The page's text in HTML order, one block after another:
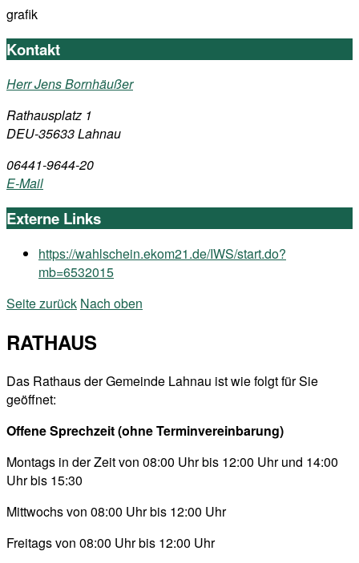
grafik
Kontakt
Herr Jens Bornhäußer
Rathausplatz 1
DEU-35633 Lahnau
06441-9644-20
E-Mail
Externe Links
https://wahlschein.ekom21.de/IWS/start.do?
mb=6532015
Seite zurück Nach oben
RATHAUS
Das Rathaus der Gemeinde Lahnau ist wie folgt für Sie
geöffnet:
Offene Sprechzeit (ohne Terminvereinbarung)
Montags in der Zeit von 08:00 Uhr bis 12:00 Uhr und 14:00
Uhr bis 15:30
Mittwochs von 08:00 Uhr bis 12:00 Uhr
Freitags von 08:00 Uhr bis 12:00 Uhr